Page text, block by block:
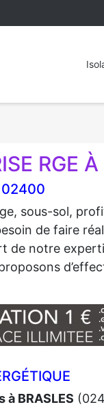
RGE
02400
sous-sol,
de faire
de notre
BRASLES